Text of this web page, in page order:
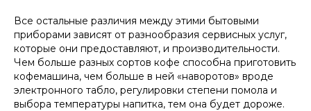
Все остальные различия между этими бытовыми
приборами зависят от разнообразия сервисных услуг,
которые они предоставляют, и производительности.
Чем больше разных сортов кофе способна приготовить
кофемашина, чем больше в ней «наворотов» вроде
электронного табло, регулировки степени помола и
выбора температуры напитка, тем она будет дороже.